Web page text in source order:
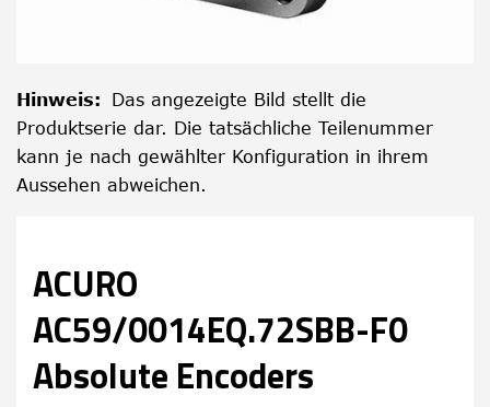
Hinweis: Das angezeigte Bild stellt die
Produktserie dar. Die tatsächliche Teilenummer
kann je nach gewählter Konfiguration in ihrem
Aussehen abweichen.
ACURO
AC59/0014EQ.72SBB-F0
Absolute Encoders